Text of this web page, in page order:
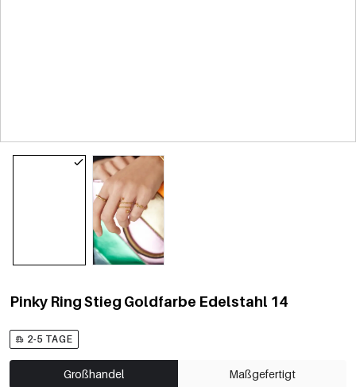
Pinky Ring Stieg Goldfarbe Edelstahl 14
2-5 TAGE
Großhandel Maßgefertigt